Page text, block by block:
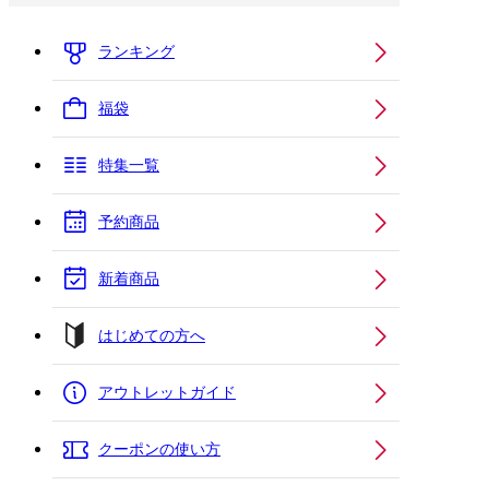
ランキング
福袋
特集一覧
予約商品
新着商品
はじめての方へ
アウトレットガイド
クーポンの使い方